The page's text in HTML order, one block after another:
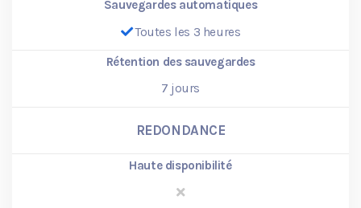
Sauvegardes automatiques
Toutes les 3 heures
Rétention des sauvegardes
7 jours
REDONDANCE
Haute disponibilité